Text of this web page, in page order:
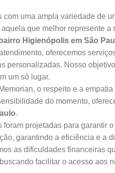
com uma ampla variedade de
que melhor represente
bairro Higienópolis em São
oferecemos
personalizadas. Nosso
um só lugar.
o respeito e a
do momento,
.
foram projetadas para garantir
garantindo a eficiência e a
as dificuldades financeiras
facilitar o acesso aos